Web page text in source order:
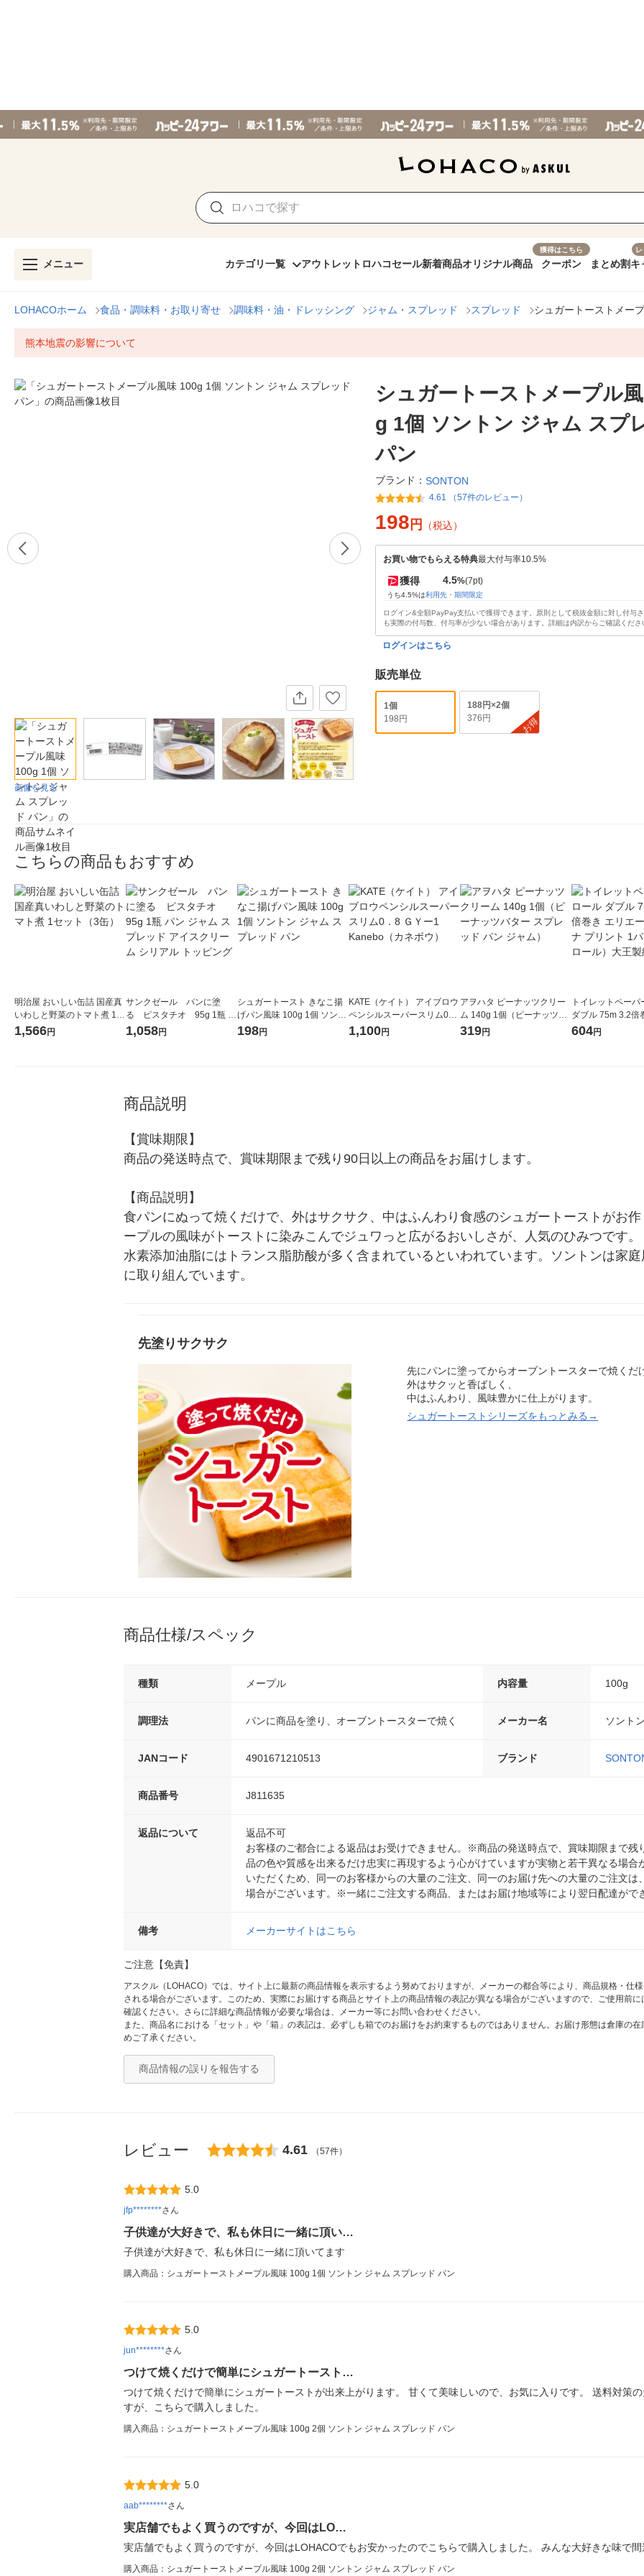
メニュー カテゴリ一覧 アウトレット ロハコセール新着商品オリジナル商品
獲得はこちら
クーポン まとめ割キ
LOHACOホーム 食品・調味料・お取り寄せ 調味料・油・ドレッシング ジャム・スプレッド スプレッド シュガートーストメー
熊本地震の影響について
画像を見る
シュガートーストメープル
g 1個 ソントン ジャム スプ
パン
ブランド： SONTON
4.61 （57件のレビュー）
198 円 （税込）
お買い物でもらえる特典最大付与率10.5%
獲得 4.5%(7pt)
うち4.5%は利用先・期間限定
ログイン&全額PayPay支払いで獲得できます。原則として税抜金額に対し付与
も実際の付与数、付与率が少ない場合があります。詳細は内訳からご確認くださ
ログインはこちら
販売単位
1個
198円
188円×2個
376円
お得
こちらの商品もおすすめ
明治屋 おいしい缶詰 国産真
いわしと野菜のトマト煮 1セ
ット（3缶）
1,566円
サンクゼール パンに塗
る ピスタチオ 95g 1瓶 パ
ン ジャム スプレッド アイス
1,058円
シュガートースト きなこ揚
げパン風味 100g 1個 ソント
ン ジャム スプレッド パン
198円
KATE（ケイト） アイブロウ
ペンシルスーパースリム0．
8 ＧＹー1 Kanebo（カネボ
1,100円
アヲハタ ピーナッツクリー
ム 140g 1個（ピーナッツバ
ター スプレッド パン ジャ
319円
トイレットペーパ
ダブル 75m 3.2倍
エール イーナ プ
604円
商品説明
【賞味期限】
商品の発送時点で、賞味期限まで残り90日以上の商品をお届けします。
【商品説明】
食パンにぬって焼くだけで、外はサクサク、中はふんわり食感のシュガートーストがお
ープルの風味がトーストに染みこんでジュワっと広がるおいしさが、人気のひみつです
水素添加油脂にはトランス脂肪酸が多く含まれているといわれています。ソントンは家
に取り組んでいます。
先塗りサクサク
先にパンに塗ってからオーブントースターで焼くだ
外はサクッと香ばしく、
中はふんわり、風味豊かに仕上がります。
シュガートーストシリーズをもっとみる→
商品仕様/スペック
種類 メープル 内容量 100g
調理法 パンに商品を塗り、オーブントースターで焼く メーカー名 ソント
JANコード 4901671210513 ブランド
商品番号 J811635
返品について
返品不可
お客様のご都合による返品はお受けできません。※商品の発送時点で、賞味期限まで
品の色や質感を出来るだけ忠実に再現するよう心がけていますが実物と若干異なる場
いただくため、同一のお客様からの大量のご注文、同一のお届け先への大量のご注文
場合がございます。※一緒にご注文する商品、またはお届け地域等により翌日配達がで
備考 メーカーサイトはこちら
ご注意【免責】
アスクル（LOHACO）では、サイト上に最新の商品情報を表示するよう努めておりますが、メーカーの都合等により、商品規格・仕
される場合がございます。このため、実際にお届けする商品とサイト上の商品情報の表記が異なる場合がございますので、ご使用前
確認ください。さらに詳細な商品情報が必要な場合は、メーカー等にお問い合わせください。
また、商品名における「セット」や「箱」の表記は、必ずしも箱でのお届けをお約束するものではありません。お届け形態は倉庫の
めご了承ください。
商品情報の誤りを報告する
レビュー 4.61 （57件）
5.0
jfp********さん
子供達が大好きで、私も休日に一緒に頂い…
子供達が大好きで、私も休日に一緒に頂いてます
購入商品：シュガートーストメープル風味 100g 1個 ソントン ジャム スプレッド パン
5.0
jun********さん
つけて焼くだけで簡単にシュガートースト…
つけて焼くだけで簡単にシュガートーストが出来上がります。 甘くて美味しいので、お気に入りです。 送料対策
すが、こちらで購入しました。
購入商品：シュガートーストメープル風味 100g 2個 ソントン ジャム スプレッド パン
5.0
aab********さん
実店舗でもよく買うのですが、今回はLO…
実店舗でもよく買うのですが、今回はLOHACOでもお安かったのでこちらで購入しました。 みんな大好きな味で
購入商品：シュガートーストメープル風味 100g 2個 ソントン ジャム スプレッド パン